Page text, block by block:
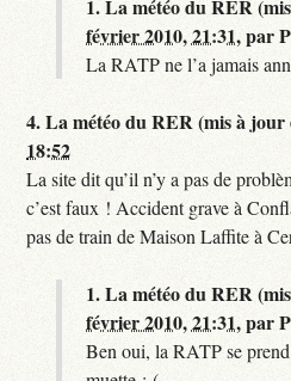
1.La météo du RER
février 2010, 21:31,par
La RATP ne l’a jamais
4.La météo du RER (mis à
18:52
La site dit qu’il n’y a pas de
c’est faux ! Accident grave à
pas de train de Maison Laffite à
1.La météo du RER
février 2010, 21:31,par
Ben oui, la RATP se